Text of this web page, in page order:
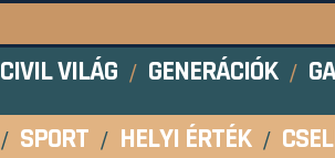
CIVIL VILÁG GENERÁCIÓK
SPORT HELYI ÉRTÉK